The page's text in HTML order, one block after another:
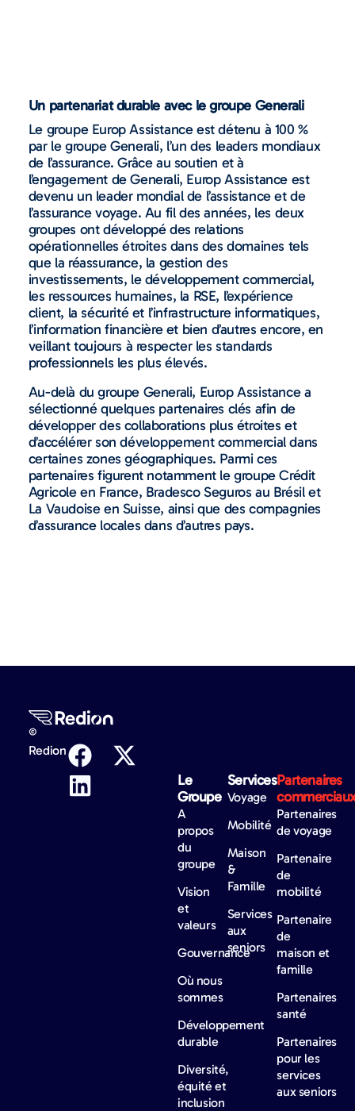
Un partenariat durable avec le groupe Generali
Le groupe Europ Assistance est détenu à 100 %
par le groupe Generali, l’un des leaders mondiaux
de l’assurance. Grâce au soutien et à
l’engagement de Generali, Europ Assistance est
devenu un leader mondial de l’assistance et de
l’assurance voyage. Au fil des années, les deux
groupes ont développé des relations
opérationnelles étroites dans des domaines tels
que la réassurance, la gestion des
investissements, le développement commercial,
les ressources humaines, la RSE, l’expérience
client, la sécurité et l’infrastructure informatiques,
l’information financière et bien d’autres encore, en
veillant toujours à respecter les standards
professionnels les plus élevés.
Au-delà du groupe Generali, Europ Assistance a
sélectionné quelques partenaires clés afin de
développer des collaborations plus étroites et
d’accélérer son développement commercial dans
certaines zones géographiques. Parmi ces
partenaires figurent notamment le groupe Crédit
Agricole en France, Bradesco Seguros au Brésil et
La Vaudoise en Suisse, ainsi que des compagnies
d’assurance locales dans d’autres pays.
©
Redion
Le
Groupe
A
propos
du
groupe
Vision
et
valeurs
Gouvernance
Où nous
sommes
Développement
durable
Diversité,
équité et
inclusion
Services
Voyage
Mobilité
Maison
&
Famille
Services
aux
seniors
Partenaires
Partenaires
de voyage
Partenaire
de
mobilité
Partenaire
de
maison et
famille
Partenaires
santé
Partenaires
pour les
services
aux seniors